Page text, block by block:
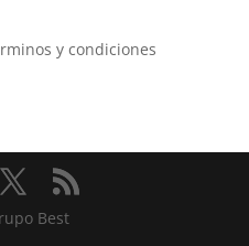
y condiciones
Best